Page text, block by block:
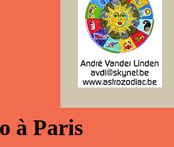
à Paris